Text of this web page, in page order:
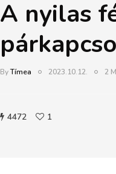
A nyilas
ByTímea 2023.10.12. 2
4472 1